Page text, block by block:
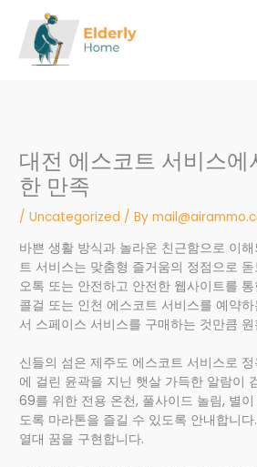
content
대전 에스코트 서비스에
한 만족
/Uncategorized / By
바쁜 생활 방식과 놀라운 친근함으로 이
트 서비스는 맞춤형 즐거움의 정점으로
오톡 또는 안전하고 안전한 웹사이트를
콜걸 또는 인천 에스코트 서비스를 예약
서 스페이스 서비스를 구매하는 것만큼 원
신들의 섬은 제주도 에스코트 서비스로
에 걸린 윤곽을 지닌 햇살 가득한 알람이
69를 위한 전용 온천, 풀사이드 놀림, 별
도록 마라톤을 즐길 수 있도록 안내합니
열대 꿈을 구현합니다.